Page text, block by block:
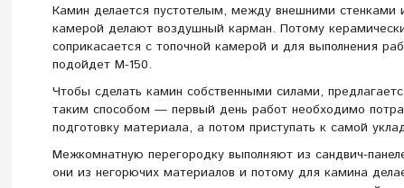
Камин делается пустотелым, между внешними стенками
камерой делают воздушный карман. Потому
соприкасается с топочной камерой и для выполнения
подойдет М-150.
Чтобы сделать камин собственными силами,
таким способом — первый день работ необходимо
подготовку материала, а потом приступать к самой
Межкомнатную перегородку выполняют из сандвич-
они из негорючих материалов и потому для камина